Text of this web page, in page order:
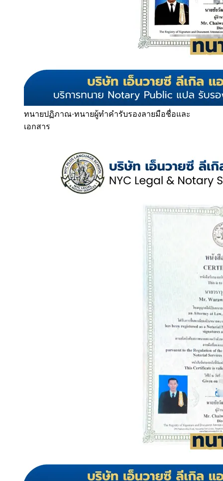
ทนายปฏิภาณ·ทนายผู้ทำคำรับรองลายมือชื่อและ
เอกสาร